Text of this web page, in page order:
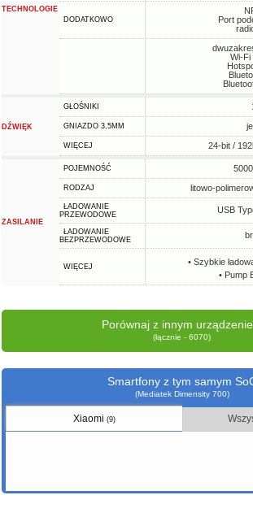
TECHNOLOGIE
DODATKOWO
Port
Wi-Fi
DŹWIĘK
GŁOŚNIKI
GNIAZDO 3,5MM
WIĘCEJ 24-bit /
ZASILANIE
POJEMNOŚĆ
RODZAJ litowo-
ŁADOWANIE
PRZEWODOWE
USB
ŁADOWANIE
BEZPRZEWODOWE
WIĘCEJ
• Szybkie
• Pump
Porównaj z innym
(łącznie - 6070)
Smartfony z tym samym
(Mediatek Dimensity 700)
Xiaomi (9)